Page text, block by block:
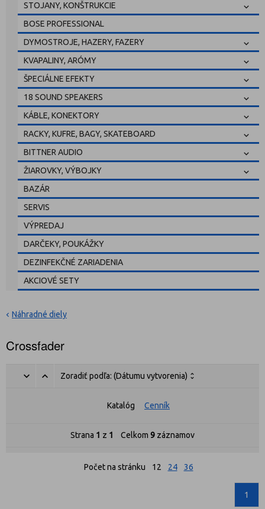
STOJANY, KONŠTRUKCIE
BOSE PROFESSIONAL
DYMOSTROJE, HAZERY, FAZERY
KVAPALINY, ARÓMY
ŠPECIÁLNE EFEKTY
18 SOUND SPEAKERS
KÁBLE, KONEKTORY
RACKY, KUFRE, BAGY, SKATEBOARD
BITTNER AUDIO
ŽIAROVKY, VÝBOJKY
BAZÁR
SERVIS
VÝPREDAJ
DARČEKY, POUKÁŽKY
DEZINFEKČNÉ ZARIADENIA
AKCIOVÉ SETY
Náhradné diely
Crossfader
Zoradiť podľa: (Dátumu vytvorenia)
Katalóg Cenník
Strana 1 z 1 Celkom 9 záznamov
Počet na stránku 12 24 36
1